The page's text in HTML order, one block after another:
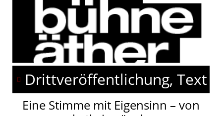
Drittveröffentlichung, Text
Eine Stimme mit Eigensinn – von